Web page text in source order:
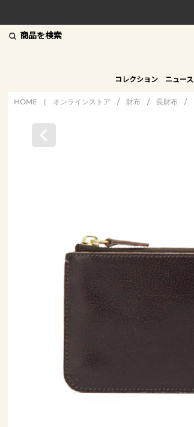
商品を検索
コレクション ニュース
HOME | オンラインストア / 財布 / 長財布 /